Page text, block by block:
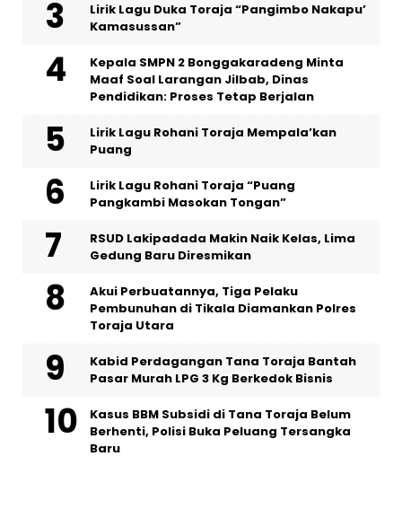
Lirik Lagu Duka Toraja “Pangimbo Nakapu’
Kamasussan”
Kepala SMPN 2 Bonggakaradeng Minta
Maaf Soal Larangan Jilbab, Dinas
Pendidikan: Proses Tetap Berjalan
Lirik Lagu Rohani Toraja Mempala’kan
Puang
Lirik Lagu Rohani Toraja “Puang
Pangkambi Masokan Tongan”
RSUD Lakipadada Makin Naik Kelas, Lima
Gedung Baru Diresmikan
Akui Perbuatannya, Tiga Pelaku
Pembunuhan di Tikala Diamankan Polres
Toraja Utara
Kabid Perdagangan Tana Toraja Bantah
Pasar Murah LPG 3 Kg Berkedok Bisnis
Kasus BBM Subsidi di Tana Toraja Belum
Berhenti, Polisi Buka Peluang Tersangka
Baru